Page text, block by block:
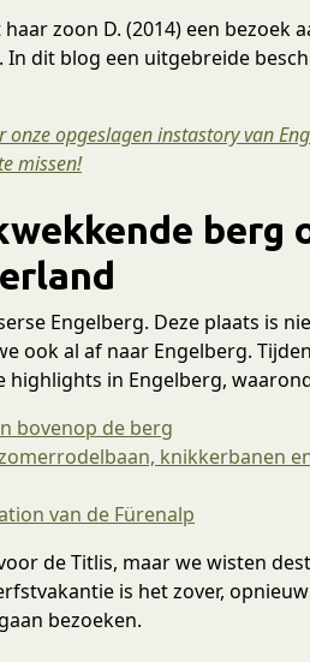
zoon D. (2014) een bezoek
In dit blog een uitgebreide
onze opgeslagen instastory van
missen!
berg
Engelberg. Deze plaats is
ook al af naar Engelberg.
highlights in Engelberg,
bovenop de berg
knikkerbanen
van de Fürenalp
de Titlis, maar we wisten
is het zover,
bezoeken.